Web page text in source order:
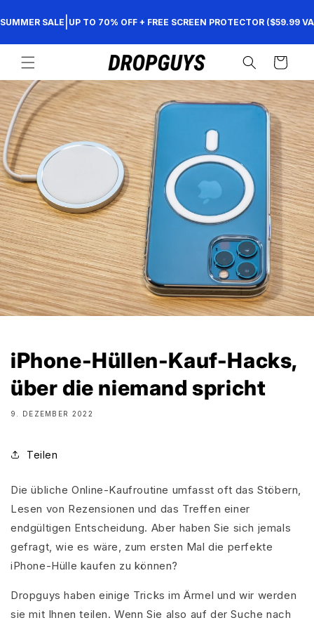
zum
SUMMER SALE UP TO 70% OFF + FREE SCREEN PROTECTOR ($59.99
Warenkorb
iPhone-Hüllen-Kauf-Hacks,
über die niemand spricht
9. DEZEMBER 2022
Teilen
Die übliche Online-Kaufroutine umfasst oft das Stöbern,
Lesen von Rezensionen und das Treffen einer
endgültigen Entscheidung. Aber haben Sie sich jemals
gefragt, wie es wäre, zum ersten Mal die perfekte
iPhone-Hülle kaufen zu können?
Dropguys haben einige Tricks im Ärmel und wir werden
sie mit Ihnen teilen. Wenn Sie also auf der Suche nach